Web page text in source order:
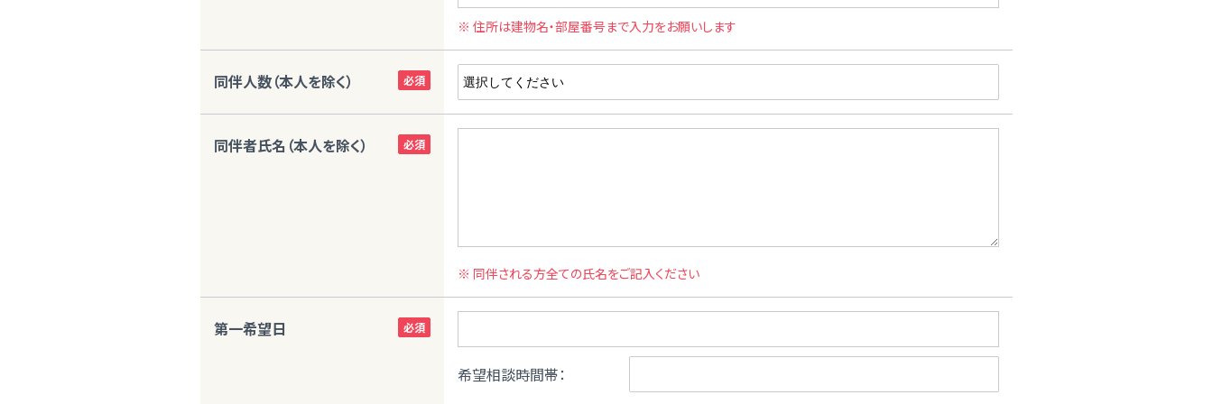
※ 住所は建物名・部屋番号まで入力をお願いします
同伴人数（本人を除く）
同伴者氏名（本人を除く）
※ 同伴される方全ての氏名をご記入ください
第一希望日
希望相談時間帯：